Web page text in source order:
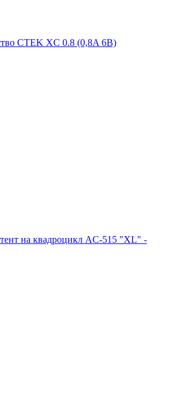
CTEK XC 0.8 (0,8A 6В)
на квадроцикл AC-515 "XL" -